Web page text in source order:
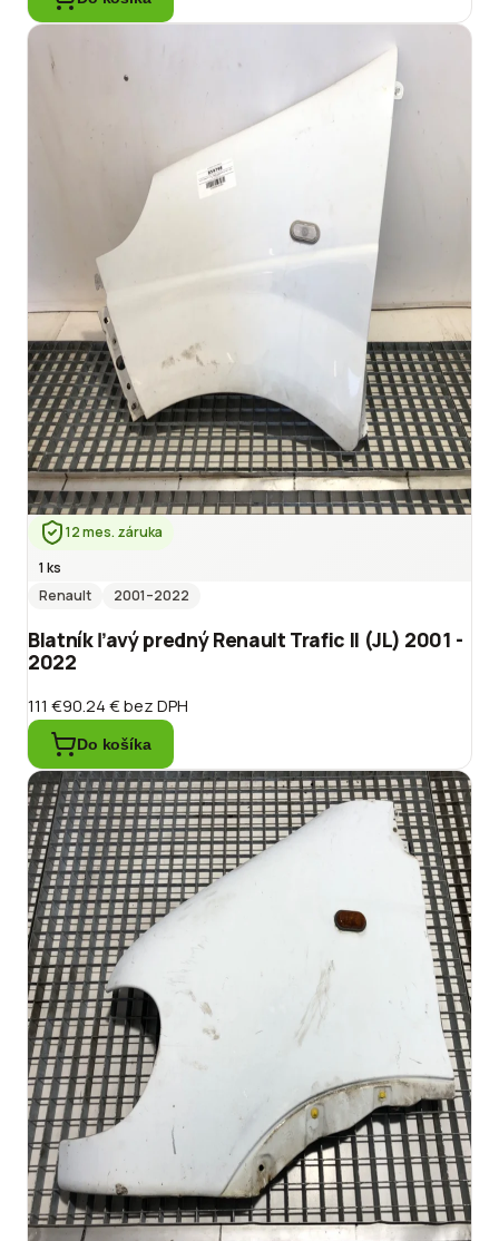
12 mes. záruka
1 ks
Renault
2001–2022
Blatník ľavý predný Renault Trafic II (JL) 2001 -
2022
111 €90.24 €bez DPH
Do košíka